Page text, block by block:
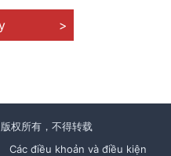
>
权所有，不得转载
Các điều khoản và điều kiện